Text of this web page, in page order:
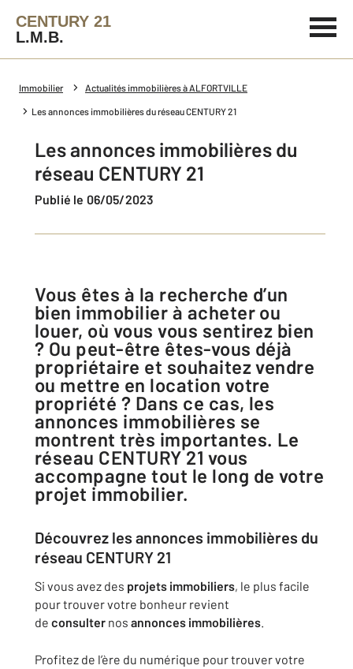
CENTURY 21
L.M.B.
Immobilier Actualités immobilières à ALFORTVILLE
Les annonces immobilières du réseau CENTURY 21
Les annonces immobilières du
réseau CENTURY 21
Publié le 06/05/2023
Vous êtes à la recherche d’un
bien immobilier à acheter ou
louer, où vous vous sentirez bien
? Ou peut-être êtes-vous déjà
propriétaire et souhaitez vendre
ou mettre en location votre
propriété ? Dans ce cas, les
annonces immobilières se
montrent très importantes. Le
réseau CENTURY 21 vous
accompagne tout le long de votre
projet immobilier.
Découvrez les annonces immobilières du
réseau CENTURY 21
Si vous avez des projets immobiliers, le plus facile
pour trouver votre bonheur revient
de consulter nos annonces immobilières.
Profitez de l’ère du numérique pour trouver votre